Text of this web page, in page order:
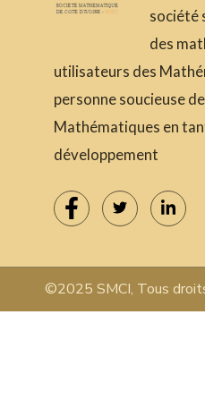
société
des
utilisateurs des
personne soucieuse
Mathématiques en
développement
©2025 SMCI, Tous